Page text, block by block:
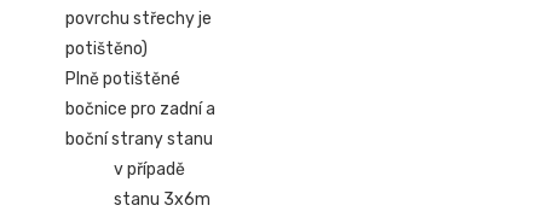
povrchu střechy je
potištěno)
Plně potištěné
bočnice pro zadní a
boční strany stanu
v případě
stanu 3x6m